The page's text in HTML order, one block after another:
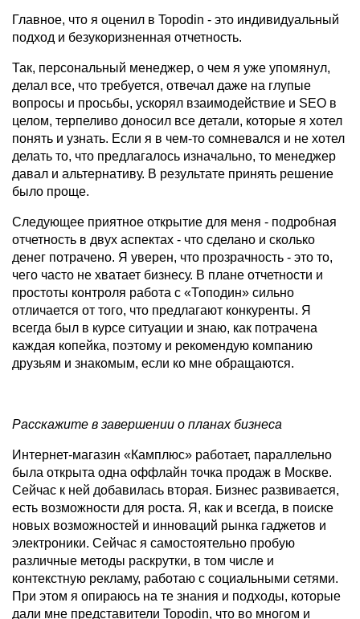
Главное, что я оценил в Topodin - это индивидуальный
подход и безукоризненная отчетность.
Так, персональный менеджер, о чем я уже упомянул,
делал все, что требуется, отвечал даже на глупые
вопросы и просьбы, ускорял взаимодействие и SEO в
целом, терпеливо доносил все детали, которые я хотел
понять и узнать. Если я в чем-то сомневался и не хотел
делать то, что предлагалось изначально, то менеджер
давал и альтернативу. В результате принять решение
было проще.
Следующее приятное открытие для меня - подробная
отчетность в двух аспектах - что сделано и сколько
денег потрачено. Я уверен, что прозрачность - это то,
чего часто не хватает бизнесу. В плане отчетности и
простоты контроля работа с «Топодин» сильно
отличается от того, что предлагают конкуренты. Я
всегда был в курсе ситуации и знаю, как потрачена
каждая копейка, поэтому и рекомендую компанию
друзьям и знакомым, если ко мне обращаются.
Расскажите в завершении о планах бизнеса
Интернет-магазин «Камплюс» работает, параллельно
была открыта одна оффлайн точка продаж в Москве.
Сейчас к ней добавилась вторая. Бизнес развивается,
есть возможности для роста. Я, как и всегда, в поиске
новых возможностей и инноваций рынка гаджетов и
электроники. Сейчас я самостоятельно пробую
различные методы раскрутки, в том числе и
контекстную рекламу, работаю с социальными сетями.
При этом я опираюсь на те знания и подходы, которые
дали мне представители Topodin, что во многом и